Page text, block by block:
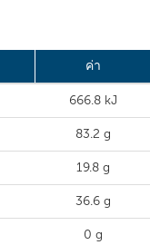
ค่า
666.8 kJ
83.2 g
19.8 g
36.6 g
0 g